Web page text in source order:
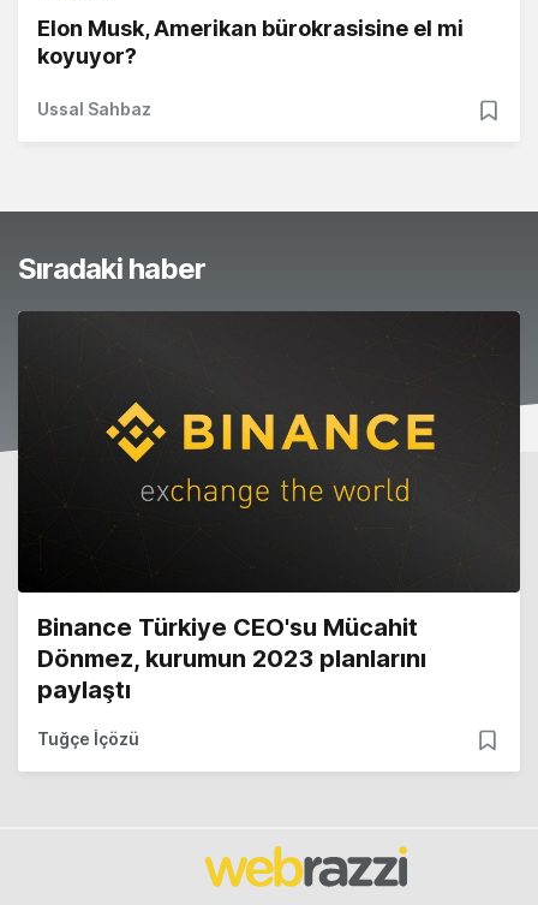
Elon Musk, Amerikan bürokrasisine el mi
koyuyor?
Ussal Sahbaz
Sıradaki haber
Binance Türkiye CEO'su Mücahit
Dönmez, kurumun 2023 planlarını
paylaştı
Tuğçe İçözü